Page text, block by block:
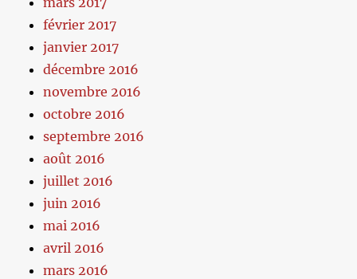
février 2017
janvier 2017
décembre 2016
novembre 2016
octobre 2016
septembre 2016
août 2016
juillet 2016
juin 2016
mai 2016
avril 2016
mars 2016